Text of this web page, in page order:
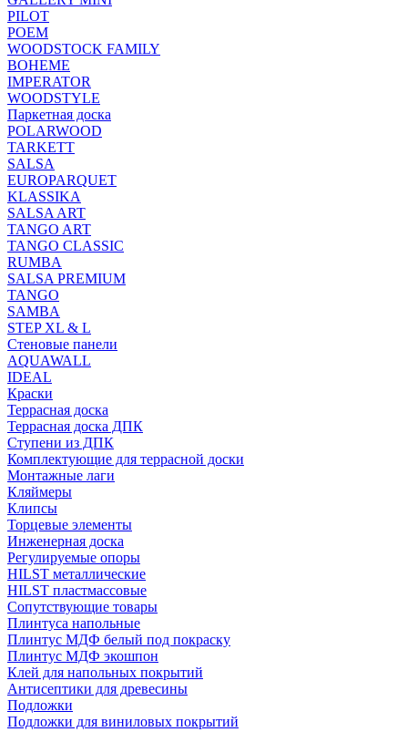
PILOT
POEM
WOODSTOCK FAMILY
BOHEME
IMPERATOR
WOODSTYLE
Паркетная доска
POLARWOOD
TARKETT
SALSA
EUROPARQUET
KLASSIKA
SALSA ART
TANGO ART
TANGO CLASSIC
RUMBA
SALSA PREMIUM
TANGO
SAMBA
STEP XL & L
Стеновые панели
AQUAWALL
IDEAL
Краски
Террасная доска
Террасная доска ДПК
Ступени из ДПК
Комплектующие для террасной доски
Монтажные лаги
Кляймеры
Клипсы
Торцевые элементы
Инженерная доска
Регулируемые опоры
HILST металлические
HILST пластмассовые
Сопутствующие товары
Плинтуса напольные
Плинтус МДФ белый под покраску
Плинтус МДФ экошпон
Клей для напольных покрытий
Антисептики для древесины
Подложки
Подложки для виниловых покрытий